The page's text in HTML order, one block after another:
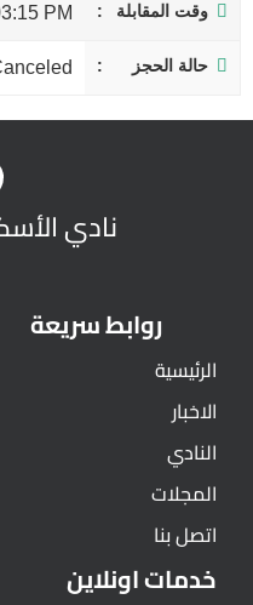
وقت المقابلة PM
حالة الحجز
نادي
روابط سريعة
الرئيسية
الاخبار
النادي
المجلات
اتصل بنا
خدمات اونلاين